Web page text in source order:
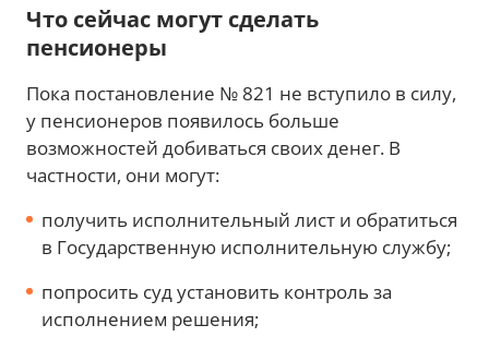
Что сейчас могут сделать
пенсионеры
Пока постановление № 821 не вступило в силу,
у пенсионеров появилось больше
возможностей добиваться своих денег. В
частности, они могут:
получить исполнительный лист и обратиться
в Государственную исполнительную службу;
попросить суд установить контроль за
исполнением решения;